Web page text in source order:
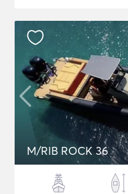
M/RIB ROCK 36